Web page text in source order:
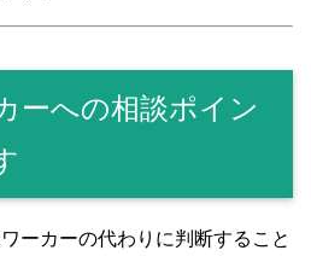
ーへの相談ポイン
ーカーの代わりに判断すること